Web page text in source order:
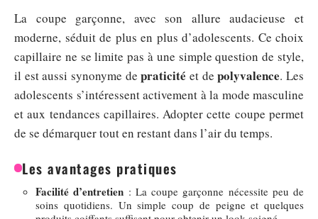
La coupe garçonne, avec son allure audacieuse et
moderne, séduit de plus en plus d’adolescents. Ce choix
capillaire ne se limite pas à une simple question de style,
il est aussi synonyme depraticité et depolyvalence. Les
adolescents s’intéressent activement à la mode masculine
et aux tendances capillaires. Adopter cette coupe permet
de se démarquer tout en restant dans l’air du temps.
Les avantages pratiques
Facilité d’entretien : La coupe garçonne nécessite peu de
soins quotidiens. Un simple coup de peigne et quelques